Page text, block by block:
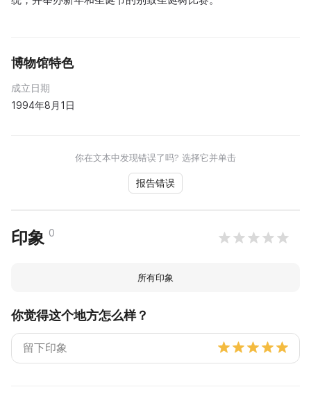
博物馆特色
成立日期
1994年8月1日
你在文本中发现错误了吗? 选择它并单击
报告错误
印象 0
所有印象
你觉得这个地方怎么样？